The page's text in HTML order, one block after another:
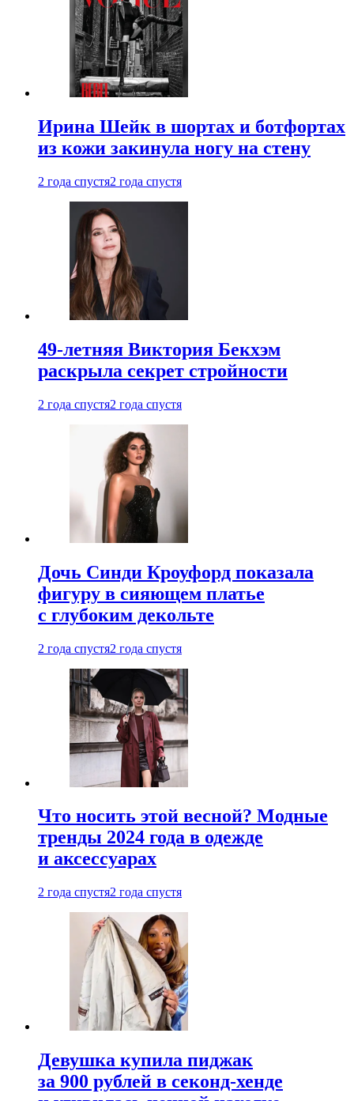
Ирина Шейк в шортах и ботфортах
из кожи закинула ногу на стену
2 года спустя2 года спустя
49-летняя Виктория Бекхэм
раскрыла секрет стройности
2 года спустя2 года спустя
Дочь Синди Кроуфорд показала
фигуру в сияющем платье
с глубоким декольте
2 года спустя2 года спустя
Что носить этой весной? Модные
тренды 2024 года в одежде
и аксессуарах
2 года спустя2 года спустя
Девушка купила пиджак
за 900 рублей в секонд-хенде